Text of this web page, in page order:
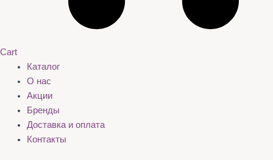
Cart
Каталог
О нас
Акции
Бренды
Доставка и оплата
Контакты